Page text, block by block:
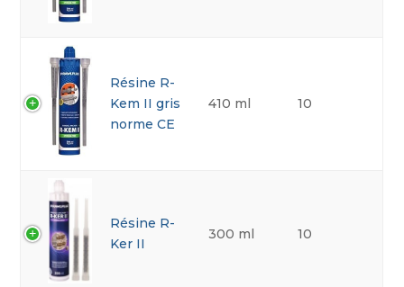
Résine R-
Kem II gris
norme CE
410 ml 10
Résine R-
Ker II
300 ml 10